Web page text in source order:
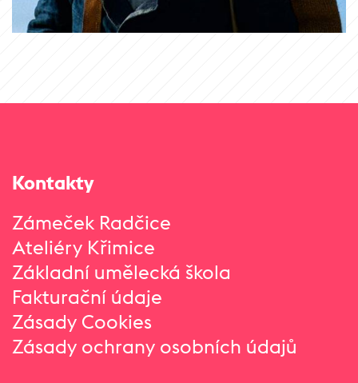
Kontakty
Zámeček Radčice
Ateliéry Křimice
Základní umělecká škola
Fakturační údaje
Zásady Cookies
Zásady ochrany osobních údajů